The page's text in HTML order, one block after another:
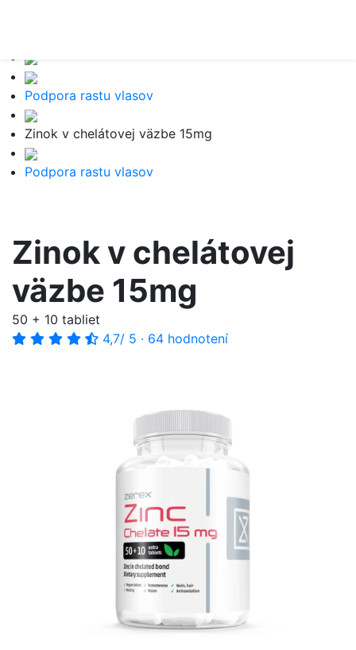
Podpora rastu vlasov
Zinok v chelátovej väzbe 15mg
Podpora rastu vlasov
Zinok v chelátovej
väzbe 15mg
50 + 10 tabliet
4,7/ 5 · 64 hodnotení